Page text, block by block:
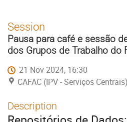
Session
Pausa para café e sessão
dos Grupos de Trabalho do
21 Nov 2024, 16:30
CAFAC (IPV - Serviços Centrais)
Description